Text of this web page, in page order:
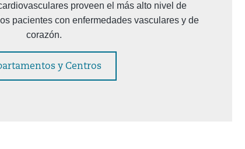
proveen el más alto nivel de
pacientes con enfermedades vasculares y de
corazón.
y Centros